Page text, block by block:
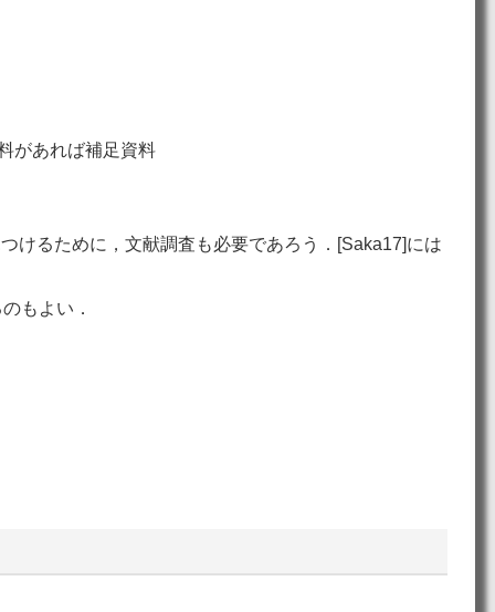
があれば補足資料
けるために，文献調査も必要であろう．[Saka17]には
もよい．